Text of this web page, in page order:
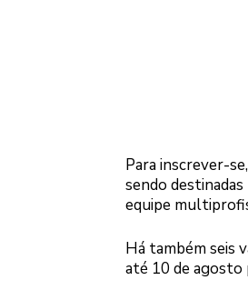
Para inscrever-
sendo
equipe
Há também seis
até 10 de agosto